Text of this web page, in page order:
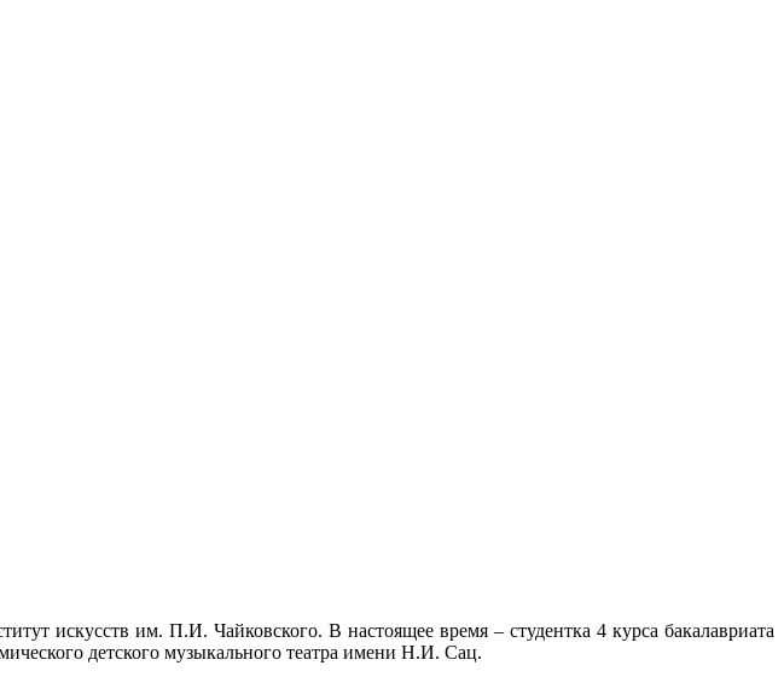
искусств им. П.И. Чайковского. В настоящее время – студентка 4 курса бакалавриата
детского музыкального театра имени Н.И. Сац.